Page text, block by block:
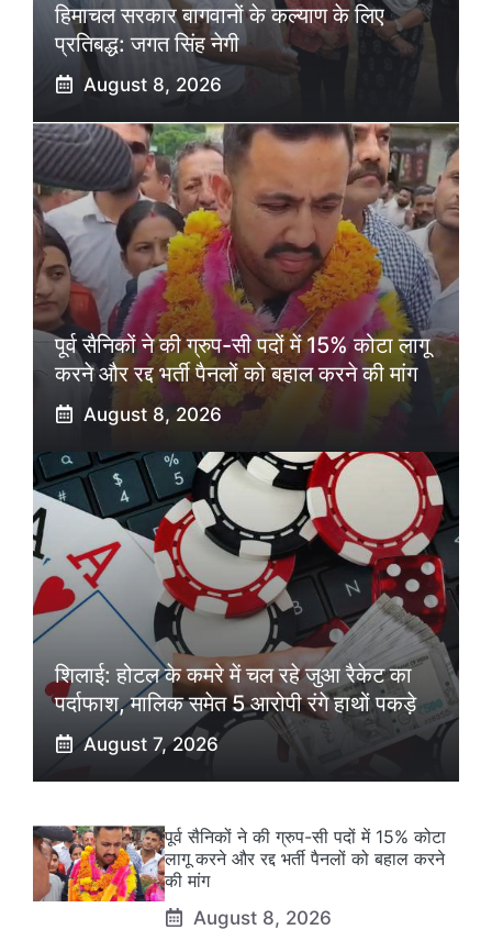
हिमाचल सरकार बागवानों के कल्याण के लिए
प्रतिबद्ध: जगत सिंह नेगी
August 8, 2026
पूर्व सैनिकों ने की ग्रुप-सी पदों में 15% कोटा लागू
करने और रद्द भर्ती पैनलों को बहाल करने की मांग
August 8, 2026
शिलाई: होटल के कमरे में चल रहे जुआ रैकेट का
पर्दाफाश, मालिक समेत 5 आरोपी रंगे हाथों पकड़े
August 7, 2026
पूर्व सैनिकों ने की ग्रुप-सी पदों में 15% कोटा
लागू करने और रद्द भर्ती पैनलों को बहाल करने
की मांग
August 8, 2026